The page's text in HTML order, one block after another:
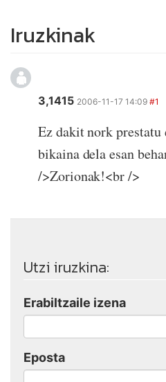
Iruzkinak
3,1415 2006-11-17 14:09 #1
Ez dakit nork prestatu
bikaina dela esan
/>Zorionak!<br />
Utzi iruzkina:
Erabiltzaile izena
Eposta